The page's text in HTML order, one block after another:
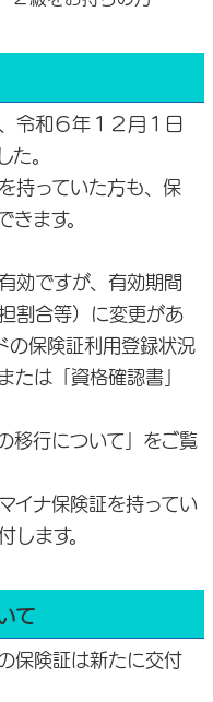
令和６年１２月１日
た。
持っていた方も、保
きます。
効ですが、有効期間
割合等）に変更があ
の保険証利用登録状況
たは「資格確認書」
移行について」をご覧
イナ保険証を持ってい
します。
て
保険証は新たに交付